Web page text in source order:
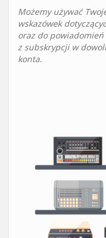
Możemy używać
wskazówek
oraz do powiadomień
z subskrypcji w
konta.